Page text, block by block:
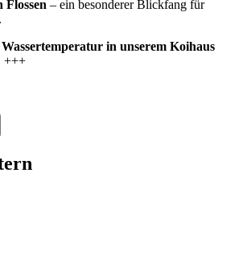
Flossen – ein besondererBlickfang für
Wassertemperatur in unserem Koihaus
+++